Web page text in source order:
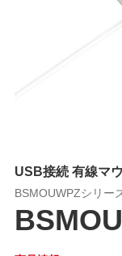
USB接続 有線マ
BSMOUWPZシリー